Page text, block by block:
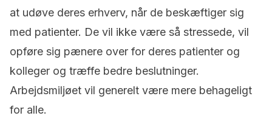
at udøve deres erhverv, når de beskæftiger sig
med patienter. De vil ikke være så stressede, vil
opføre sig pænere over for deres patienter og
kolleger og træffe bedre beslutninger.
Arbejdsmiljøet vil generelt være mere behageligt
for alle.